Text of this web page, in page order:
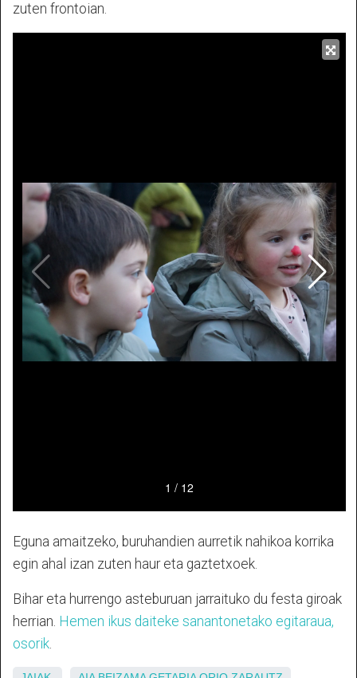
zuten frontoian.
Eguna amaitzeko, buruhandien aurretik nahikoa korrika
egin ahal izan zuten haur eta gaztetxoek.
Bihar eta hurrengo asteburuan jarraituko du festa giroak
herrian. Hemen ikus daiteke sanantonetako egitaraua,
osorik.